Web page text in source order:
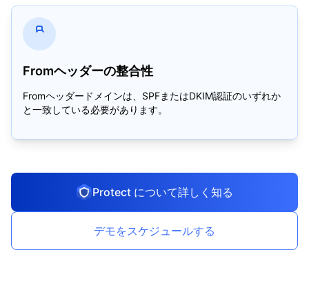
Fromヘッダーの整合性
Fromヘッダードメインは、SPFまたはDKIM認証のいずれか
と一致している必要があります。
Protect について詳しく知る
デモをスケジュールする